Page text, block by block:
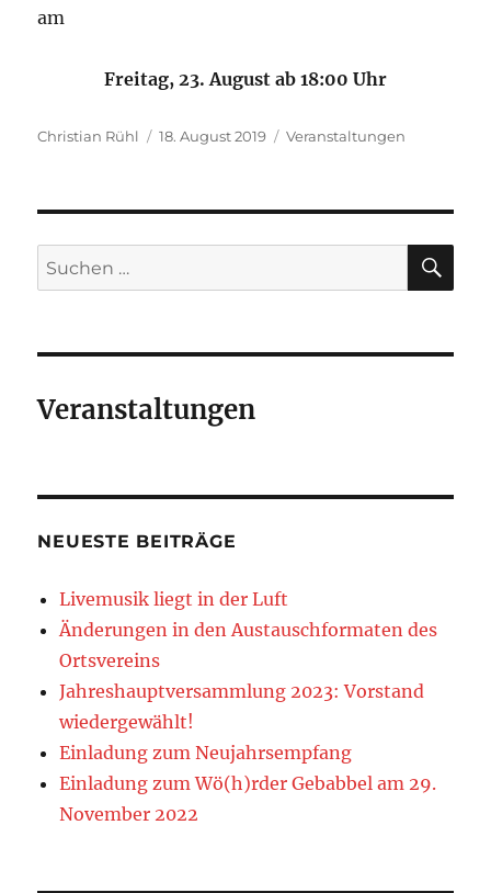
am
Freitag, 23. August ab 18:00 Uhr
Autor
Christian Rühl
Veröffentlicht
18. August 2019 Kategorien
Veranstaltungen
Suchen
nach:
Veranstaltungen
NEUESTE BEITRÄGE
Livemusik liegt in der Luft
Änderungen in den Austauschformaten des
Ortsvereins
Jahreshauptversammlung 2023: Vorstand
wiedergewählt!
Einladung zum Neujahrsempfang
Einladung zum Wö(h)rder Gebabbel am 29.
November 2022